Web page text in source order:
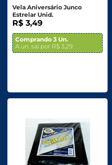
Vela Aniversário Junco
Estrelar Unid.
R$ 3,49
Comprando 3 Un.
A un. sai por R$ 3,29